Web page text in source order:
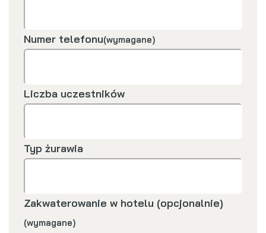
Numer telefonu(wymagane)
Liczba uczestników
Typ żurawia
Zakwaterowanie w hotelu (opcjonalnie)
(wymagane)